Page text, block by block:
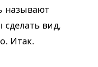
называют
вид,
Итак.